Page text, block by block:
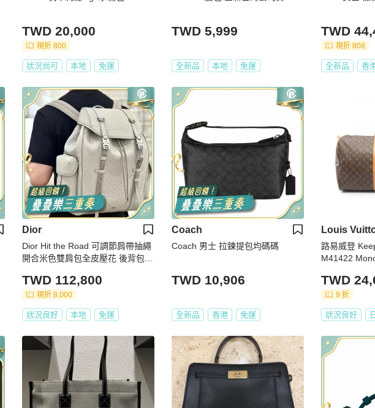
TWD 20,000
現折 800
狀況尚可 本地 免運
TWD 5,999
全新品 本地 免運
TWD
現折 808
全新品 香
Dior
Dior Hit the Road 可調節肩帶抽繩
開合米色雙肩包全皮壓花 後背包33
TWD 112,800
現折 8,000
狀況良好 本地 免運
Coach
Coach 男士 拉鍊提包均碼碼
TWD 10,906
全新品 香港 免運
Louis
路易威登
M41422
TWD
9 折
狀況良好